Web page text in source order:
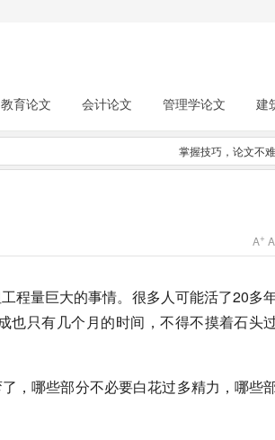
教育论文 会计论文 管理学论文 建
掌握技巧，论文不
A+ A
程量巨大的事情。很多人可能活了20多
也只有几个月的时间，不得不摸着石头
，哪些部分不必要白花过多精力，哪些